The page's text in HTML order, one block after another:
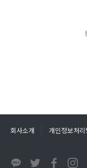
회사소개 개인정보처리